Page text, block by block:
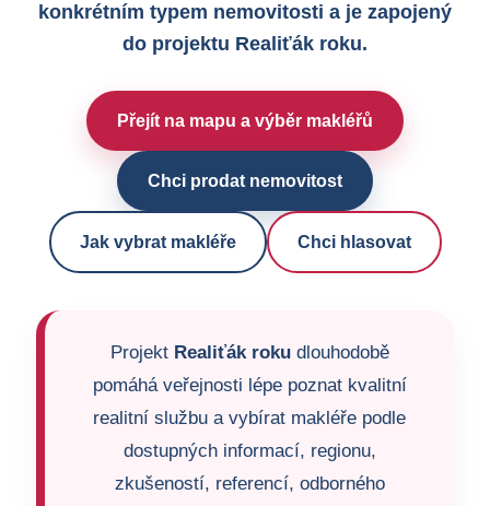
konkrétním typem nemovitosti a je zapojený
do projektu Realiťák roku.
Přejít na mapu a výběr makléřů
Chci prodat nemovitost
Jak vybrat makléře Chci hlasovat
Projekt Realiťák rokudlouhodobě
pomáhá veřejnosti lépe poznat kvalitní
realitní službu a vybírat makléře podle
dostupných informací, regionu,
zkušeností, referencí, odborného